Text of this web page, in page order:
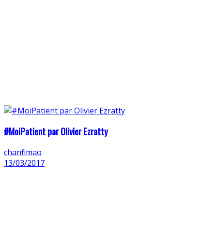
#MoiPatient par Olivier Ezratty
chanfimao
13/03/2017